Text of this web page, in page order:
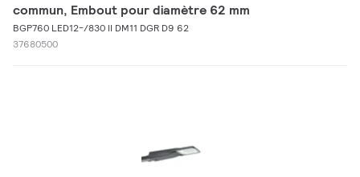
commun, Embout pour diamètre 62 mm
BGP760 LED12-/830 II DM11 DGR D9 62
37680500